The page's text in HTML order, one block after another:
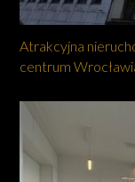
Atrakcyjna
centrum